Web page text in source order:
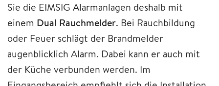
Sie die EIMSIG Alarmanlagen deshalb mit
einem Dual Rauchmelder. Bei Rauchbildung
oder Feuer schlägt der Brandmelder
augenblicklich Alarm. Dabei kann er auch mit
der Küche verbunden werden. Im